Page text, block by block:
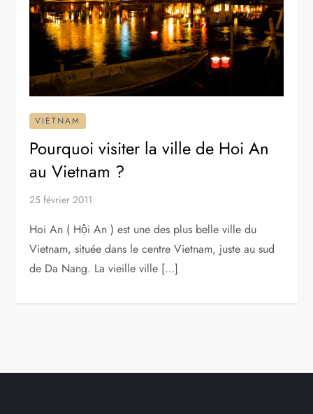
VIETNAM
Pourquoi visiter la ville de Hoi An
au Vietnam ?
25 février 2011
Hoi An ( Hội An ) est une des plus belle ville du
Vietnam, située dans le centre Vietnam, juste au sud
de Da Nang. La vieille ville […]